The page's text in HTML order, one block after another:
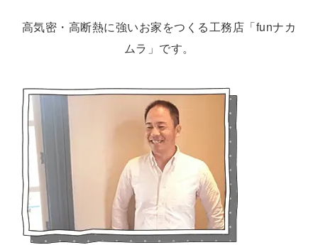
高気密・高断熱に強いお家をつくる工務店「funナカ
ムラ」です。